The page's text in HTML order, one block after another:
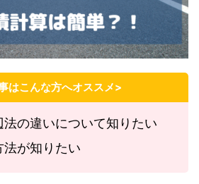
はこんな方へオススメ>
の違いについて知りたい
が知りたい